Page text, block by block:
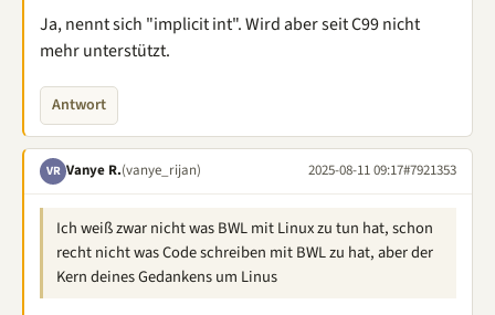
Ja, nennt sich "implicit int". Wird aber seit C99 nicht
mehr unterstützt.
Antwort
VR Vanye R.(vanye_rijan) 2025-08-11 09:17#7921353
Ich weiß zwar nicht was BWL mit Linux zu tun hat, schon
recht nicht was Code schreiben mit BWL zu hat, aber der
Kern deines Gedankens um Linus